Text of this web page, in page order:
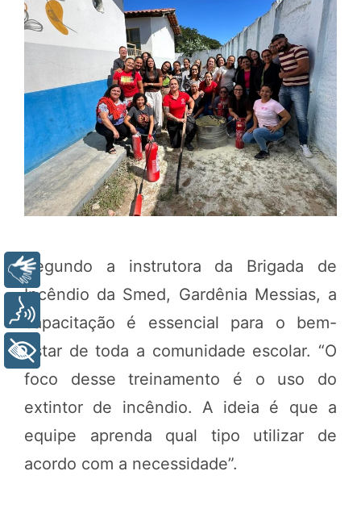
Segundo a instrutora da Brigada de
Incêndio da Smed, Gardênia Messias, a
capacitação é essencial para o bem-
estar de toda a comunidade escolar. “O
foco desse treinamento é o uso do
extintor de incêndio. A ideia é que a
equipe aprenda qual tipo utilizar de
acordo com a necessidade”.
Libras
+ Acessibilidade